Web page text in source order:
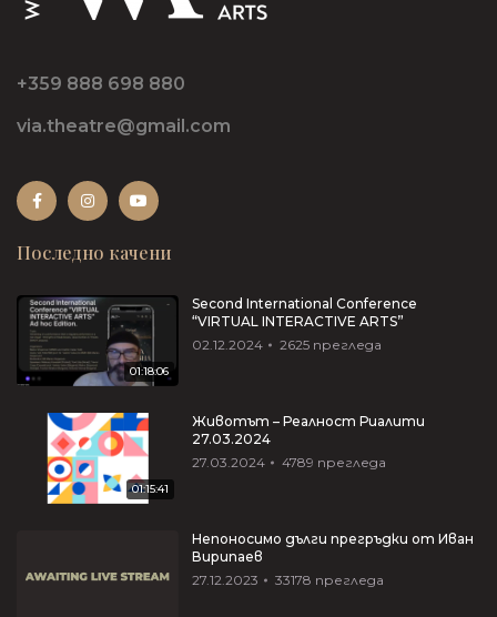
+359 888 698 880
via.theatre@gmail.com
Последно качени
01:18:06
Second International Conference
“VIRTUAL INTERACTIVE ARTS”
02.12.2024
2625 прегледа
01:15:41
Животът – Реалност Риалити
27.03.2024
27.03.2024
4789 прегледа
Непоносимо дълги прегръдки от Иван
Вирипаев
27.12.2023
33178 прегледа